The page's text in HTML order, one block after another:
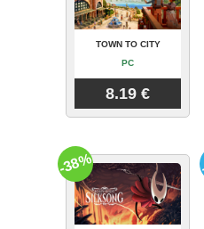
TOWN TO CITY
PC
8.19 €
-38%